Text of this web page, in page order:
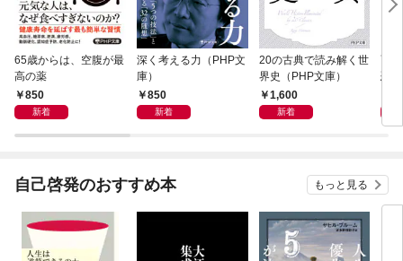
65歳からは、空腹が最
高の薬
850
新着
深く考える力（PHP文
庫）
850
新着
20の古典で読み解く世
界史（PHP文庫）
1,600
新着
面
恐
自己啓発のおすすめ本 もっと見る